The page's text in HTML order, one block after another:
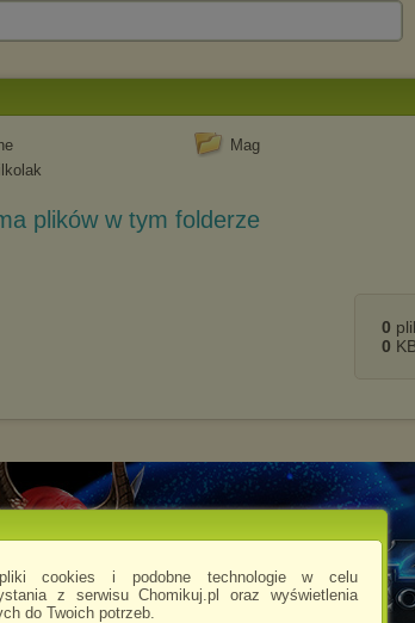
pliki cookies i podobne technologie w celu
z serwisu Chomikuj.pl oraz wyświetlenia
do Twoich potrzeb.
Mag
plików w tym folderze
0
0